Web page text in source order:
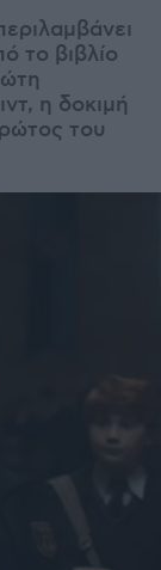
το βιβλίο
η δοκιμή
του